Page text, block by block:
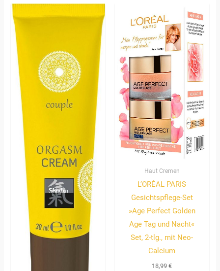
Haut Cremen
L’ORÉAL PARIS
Gesichtspflege-Set
»Age Perfect Golden
Age Tag und Nacht«
Set, 2-tlg., mit Neo-
Calcium
18,99€